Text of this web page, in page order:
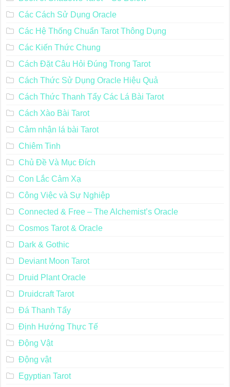
Các Cách Sử Dụng Oracle
Các Hệ Thống Chuẩn Tarot Thông Dụng
Các Kiến Thức Chung
Cách Đặt Câu Hỏi Đúng Trong Tarot
Cách Thức Sử Dụng Oracle Hiệu Quả
Cách Thức Thanh Tẩy Các Lá Bài Tarot
Cách Xào Bài Tarot
Cảm nhận lá bài Tarot
Chiêm Tinh
Chủ Đề Và Mục Đích
Con Lắc Cảm Xạ
Công Việc và Sự Nghiệp
Connected & Free – The Alchemist’s Oracle
Cosmos Tarot & Oracle
Dark & Gothic
Deviant Moon Tarot
Druid Plant Oracle
Druidcraft Tarot
Đá Thanh Tẩy
Định Hướng Thực Tế
Động Vật
Động vật
Egyptian Tarot